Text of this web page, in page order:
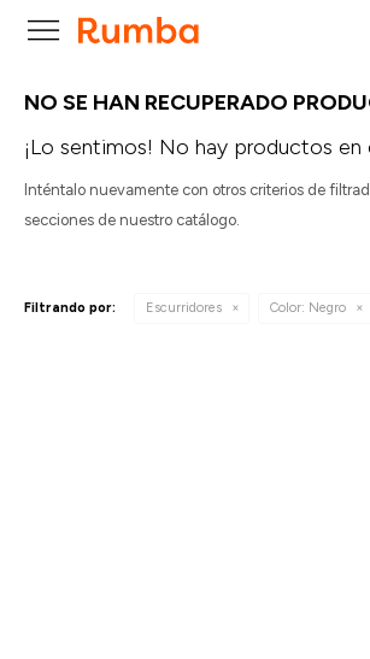

NO SE HAN RECUPERADO
¡Lo sentimos! No hay productos en
Inténtalo nuevamente con otros criterios de
secciones de nuestro catálogo.
Filtrando por: Escurridores Color: Negro